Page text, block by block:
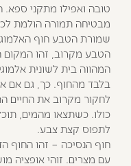
טובה ואפילו מתקני
מבטיחה תמורה הולמת
שמורת הטבע חוף
הטבע מקרוב, זהו המקום
המהווה בית לשונית
בלבד מהחוף. כך, גם אם
לחקור מקרוב את החיים
כולו. כשתצאו מהמים,
לתפוס קצת צבע.
חוף הנסיכה – זהו החוף
עם מצרים. זוהי אופציה